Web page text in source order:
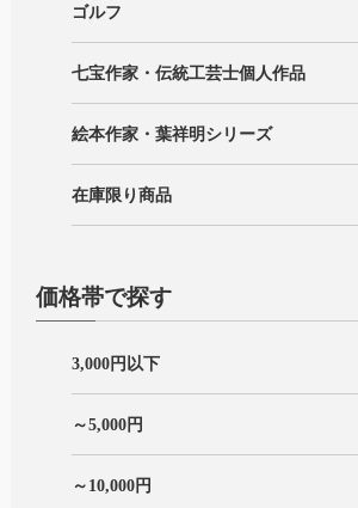
ゴルフ
七宝作家・伝統工芸士個人作品
絵本作家・葉祥明シリーズ
在庫限り商品
価格帯で探す
3,000円以下
～5,000円
～10,000円